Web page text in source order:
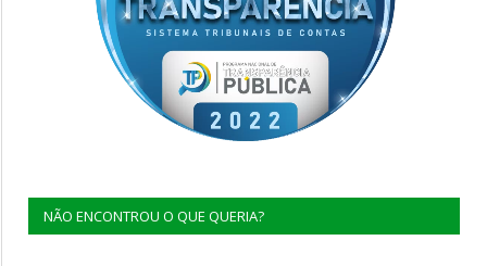
NÃO ENCONTROU O QUE QUERIA?